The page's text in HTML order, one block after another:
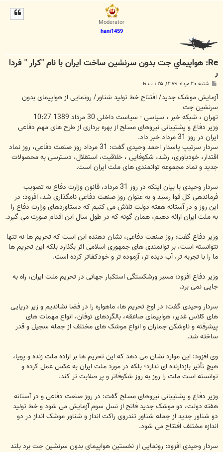
Moderator
hani1459
Re: هواپيماي جت بدون سرنشين ساخت ايران با نام "كرار " فردا
ر
پ
ت
شنبه ۳۰ مرداد ۱۳۸۹, ۱:۲۵ ب.ظ
آزمایش موشک جدید/ افتتاح خط تولید شناور/ رونمایی از هواپیمای بدون
سرنشین جت
تهران ، شبکه خبر ، سیاسی - سیاست داخلی 30 مرداد 1389 10:27
وزیر دفاع و پشتیبانی نیروهای مسلح از بهره برداری از طرح های مهم دفاعی
ایران در روز 31 مرداد خبر داد.
سردار سرتیپ پاسدار احمد وحیدی گفت: 31 مرداد روز صنعت دفاعی، روز نماد
اقتدار، خودباوری، رشد، شکوفایی ، خلاقیت، استقلال، دسترسی به محصولات
جدید و نماد مجموعه توانمندی های ملت ایران است.
سردار وحیدی با بیان اینکه در روز 31 مرداد، قانون وزارت دفاع به تصویب
فرماندهی کل قوا رسید و به عنوان روز صنعت دفاعی نامگذاری شد، افزود: در
این روز و در آستانه هفته دولت تلاش می کنیم که دستاوردهای وزارت دفاع را
به ملت ایران ارائه دهیم، همان گونه که در طول سال این اقدام صورت می گیرد.
وزیر دفاع گفت: روز صنعت دفاعی، نشان دهنده این است که تحریم ها نه تنها
نتوانسته است، بر توانمندی های جمهوری اسلامی اثر بگذارد بلکه این تحریم ها
ما را با تجربه تر، آب دیده تر، آزموده تر و خودکفاتر کرده است.
وزیر دفاع افزود: مسیر ورشکستگی استکبار جهانی در تحریم ملت ایران، راه به
جایی نمی برد.
سردار وحیدی گفت: در اوج تحریم ها، ماهواره را در فضا نشاندیم و زیر دریایی
های کلاس غدیر، هواپیمای صاعقه، بالگردهای توفان، انواع مهمات های
پیشرفته و ناوشکن جماران و انواع موشک های مختلف از جمله سجیل و قدر
ساخته شد.
وی افزود: این موارد نشان می دهد که این تحریم ها بر اراده ملت زنده و پویا،
هیچ تأثیر بازدارنده ای ندارد؛ بلکه در مورد ملت ایران به عکس عمل کرده و
توانسته است ملت را روز به روز شکوفاتر و پر صلابت تر کند.
وزیر دفاع و پشتیبانی نیروهای مسلح گفت: در روز صنعت دفاعی و در آستانه
هفته دولت، دو موشک جدید فاتح از نسل سوم آزمایش می شود و خط تولید
دو شناور جدید از جمله شناور تندروی راکت انداز و شناور موشک انداز در دو
اندازه مختلف افتتاح می شود.
سردار وحیدی افزود: رونمایی از نخستین هواپیمای بدون سرنشین جت برد بلند